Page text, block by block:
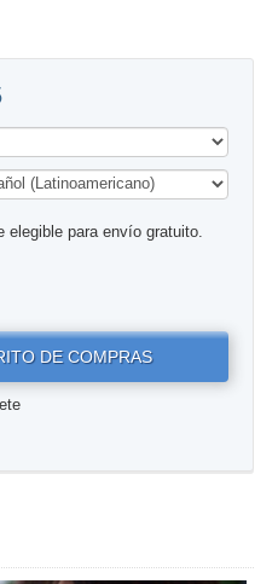
elegible para envío gratuito.
DE COMPRAS